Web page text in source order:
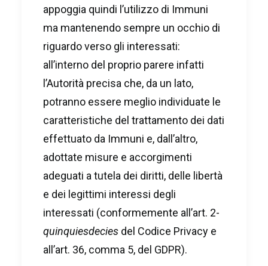
appoggia quindi l’utilizzo di Immuni
ma mantenendo sempre un occhio di
riguardo verso gli interessati:
all’interno del proprio parere infatti
l’Autorità precisa che, da un lato,
potranno essere meglio individuate le
caratteristiche del trattamento dei dati
effettuato da Immuni e, dall’altro,
adottate misure e accorgimenti
adeguati a tutela dei diritti, delle libertà
e dei legittimi interessi degli
interessati (conformemente all’art. 2-
quinquiesdecies del Codice Privacy e
all’art. 36, comma 5, del GDPR).